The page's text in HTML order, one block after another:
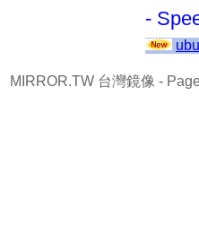
-
MIRROR.TW 台灣鏡像 -